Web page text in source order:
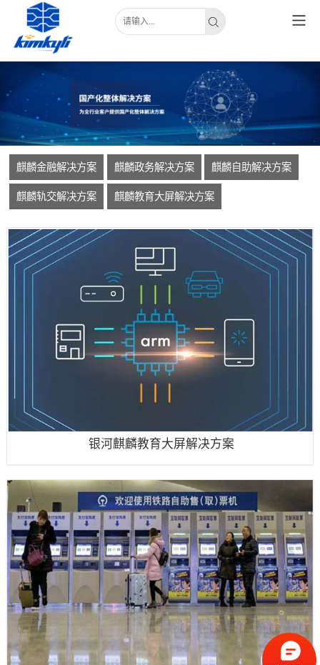
麒麟金融解决方案 麒麟政务解决方案 麒麟自助解决方案
麒麟轨交解决方案 麒麟教育大屏解决方案
银河麒麟教育大屏解决方案